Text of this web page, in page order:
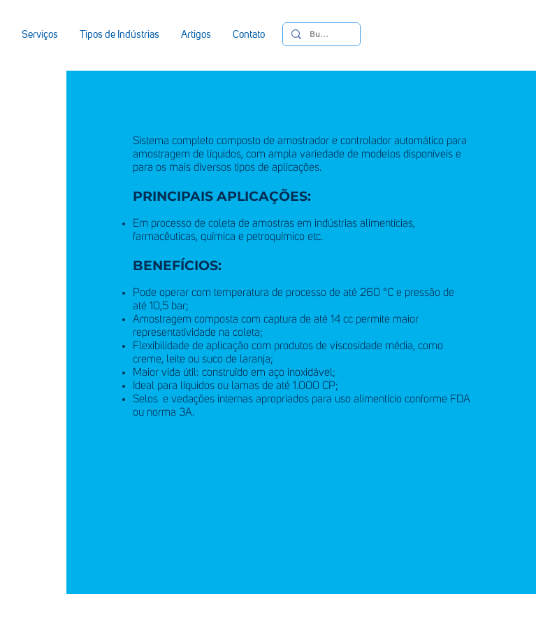
Serviços Tipos de Indústrias Artigos Contato
Sistema completo composto de amostrador e controlador automático para
amostragem de líquidos, com ampla variedade de modelos disponíveis e
para os mais diversos tipos de aplicações.
PRINCIPAIS APLICAÇÕES:
Em processo de coleta de amostras em indústrias alimentícias,
farmacêuticas, química e petroquímico etc.
BENEFÍCIOS:
Pode operar com temperatura de processo de até 260 °C e pressão de
até 10,5 bar;
Amostragem composta com captura de até 14 cc permite maior
representatividade na coleta;
Flexibilidade de aplicação com produtos de viscosidade média, como
creme, leite ou suco de laranja;
Maior vida útil: construído em aço inoxidável;
Ideal para líquidos ou lamas de até 1.000 CP;
Selos e vedações internas apropriados para uso alimentício conforme FDA
ou norma 3A.